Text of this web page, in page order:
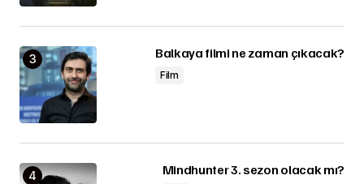
Balkaya filmi ne zaman çıkacak?
Film
Mindhunter 3. sezon olacak mı?